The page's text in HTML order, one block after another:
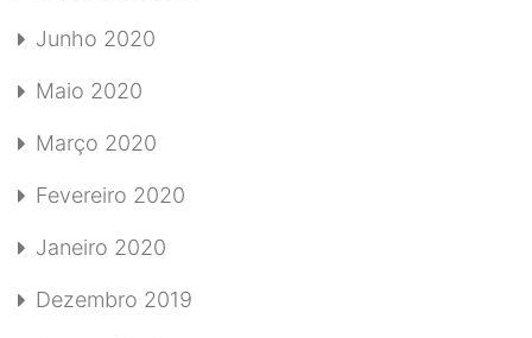
Junho 2020
Maio 2020
Março 2020
Fevereiro 2020
Janeiro 2020
Dezembro 2019